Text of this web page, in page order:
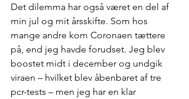
Det dilemma har også været en del af
min jul og mit årsskifte. Som hos
mange andre kom Coronaen tættere
på, end jeg havde forudset. Jeg blev
boostet midt i december og undgik
viraen – hvilket blev åbenbaret af tre
pcr-tests – men jeg har en klar